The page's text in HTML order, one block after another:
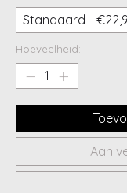
Hoeveelheid:
Aan